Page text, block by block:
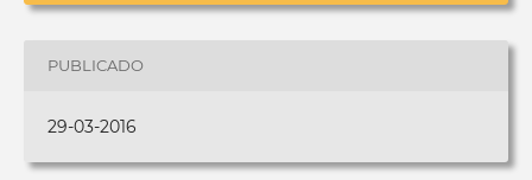
PUBLICADO
29-03-2016